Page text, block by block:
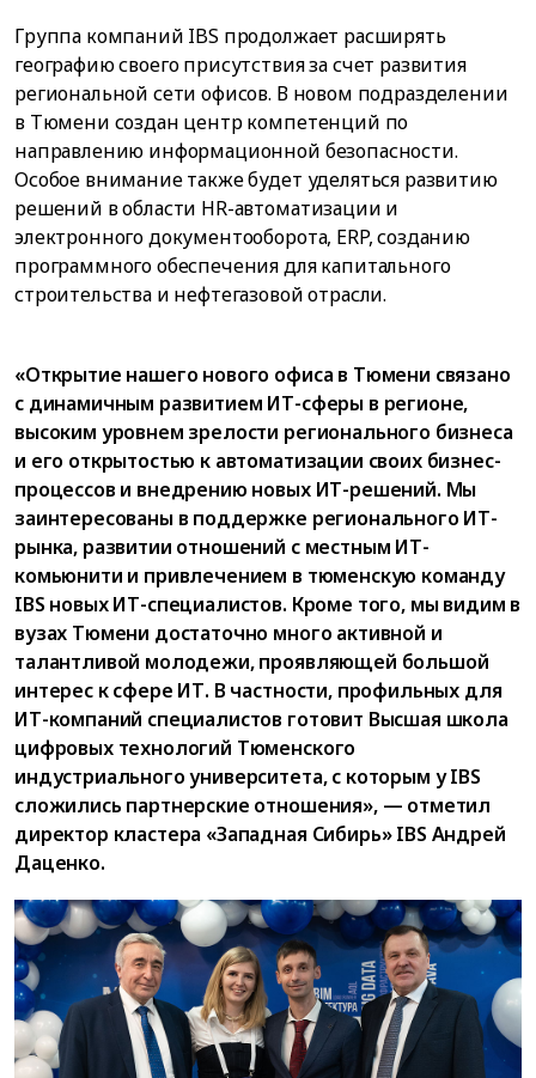
Группа компаний IBS продолжает расширять
географию своего присутствия за счет развития
региональной сети офисов. В новом подразделении
в Тюмени создан центр компетенций по
направлению информационной безопасности.
Особое внимание также будет уделяться развитию
решений в области HR-автоматизации и
электронного документооборота, ERP, созданию
программного обеспечения для капитального
строительства и нефтегазовой отрасли.
«Открытие нашего нового офиса в Тюмени связано
с динамичным развитием ИТ-сферы в регионе,
высоким уровнем зрелости регионального бизнеса
и его открытостью к автоматизации своих бизнес-
процессов и внедрению новых ИТ-решений. Мы
заинтересованы в поддержке регионального ИТ-
рынка, развитии отношений с местным ИТ-
комьюнити и привлечением в тюменскую команду
IBS новых ИТ-специалистов. Кроме того, мы видим в
вузах Тюмени достаточно много активной и
талантливой молодежи, проявляющей большой
интерес к сфере ИТ. В частности, профильных для
ИТ-компаний специалистов готовит Высшая школа
цифровых технологий Тюменского
индустриального университета, с которым у IBS
сложились партнерские отношения», — отметил
директор кластера «Западная Сибирь» IBS Андрей
Даценко.